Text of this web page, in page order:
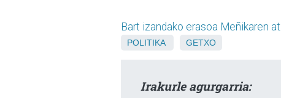
Bart izandako erasoa Meñikaren
POLITIKA GETXO
Irakurle agurgarria: